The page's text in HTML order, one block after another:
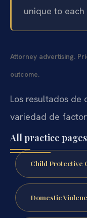
unique to each
Attorney advertising.
outcome.
Los resultados de
variedad de
All practice pages
Child Protective
Domestic